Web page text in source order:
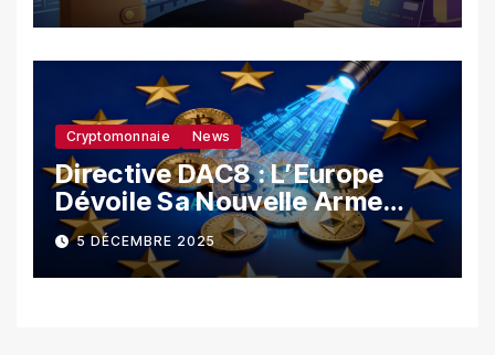
Cryptomonnaie News
Directive DAC8 : L’Europe
Dévoile Sa Nouvelle Arme
Contre La Fraude Fiscale
Crypto
5 DÉCEMBRE 2025